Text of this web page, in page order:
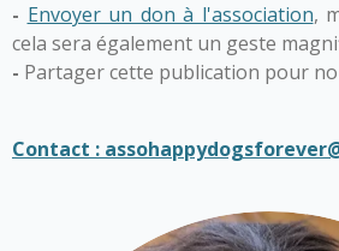
- Envoyer un don à l'association,
cela sera également un geste
- Partager cette publication pour
Contact :